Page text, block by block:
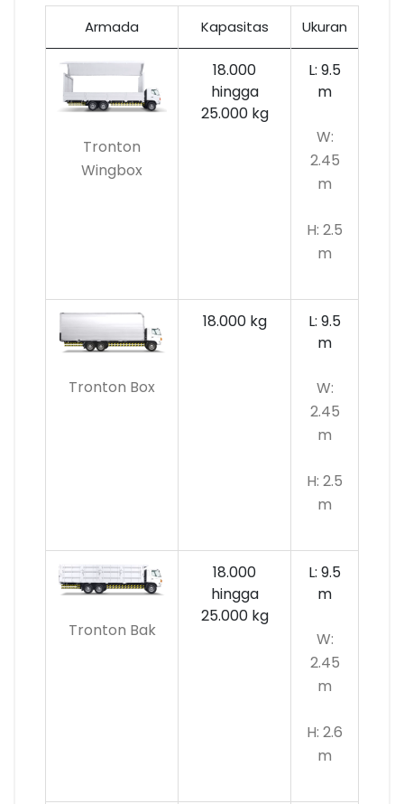
Armada Kapasitas Ukuran
Tronton
Wingbox
18.000
hingga
25.000 kg
L: 9.5
m
W:
2.45
m
H: 2.5
m
Tronton Box
18.000 kg
L: 9.5
m
W:
2.45
m
H: 2.5
m
Tronton Bak
18.000
hingga
25.000 kg
L: 9.5
m
W:
2.45
m
H: 2.6
m